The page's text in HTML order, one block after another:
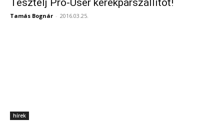
Tesztelj Pro-User kerékpárszállítót!
Tamás Bognár - 2016.03.25.
hírek